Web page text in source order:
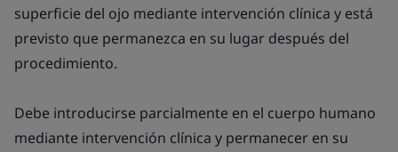
superficie del ojo mediante intervención clínica y está
previsto que permanezca en su lugar después del
procedimiento.
Debe introducirse parcialmente en el cuerpo humano
mediante intervención clínica y permanecer en su